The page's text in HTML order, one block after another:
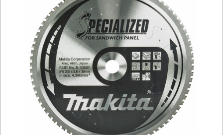
OBRÓBKA
METALU
WARSZTATOWE
RĘCZNE
NARZĘDZIA
OSPRZĘT